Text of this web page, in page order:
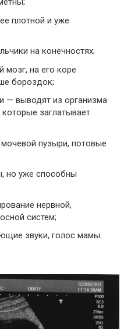
плотной и уже
на конечностях;
мозг, на его коре
бороздок;
— выводят из организма
заглатывает
пузыри, потовые
но уже способны
нервной,
систем;
звуки, голос мамы.